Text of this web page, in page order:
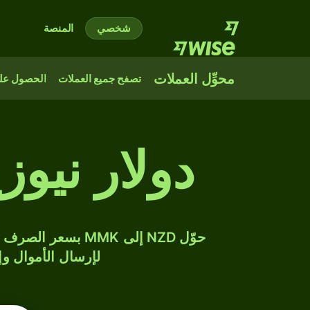
شخصي المنصة
محوِّل العملات تصفح جميع العملات الحصول
دولار
لإرسال الأموال